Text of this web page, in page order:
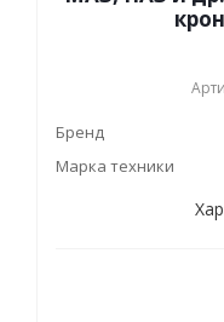
Бренд
Марка техники